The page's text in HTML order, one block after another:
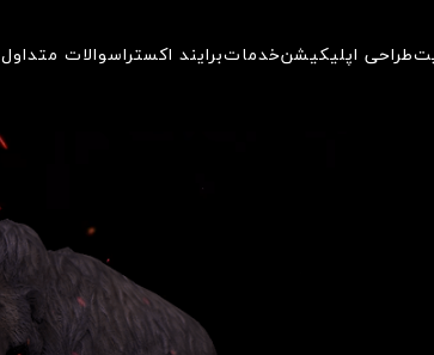
طراحی اپلیکیشنخدماتبرایند اکستراسوالات متداول